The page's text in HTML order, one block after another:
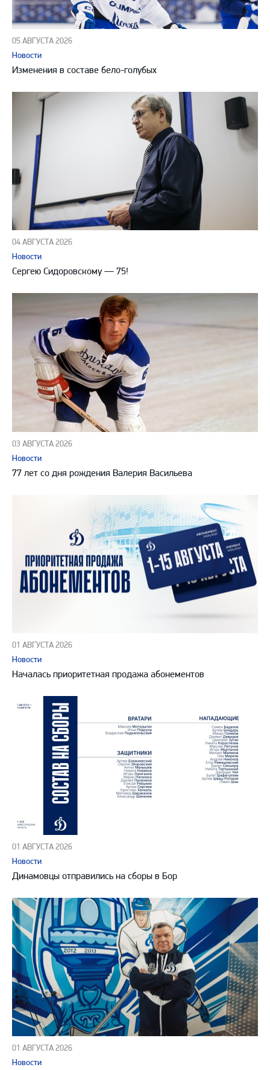
05 АВГУСТА 2026
Новости
Изменения в составе бело-голубых
04 АВГУСТА 2026
Новости
Сергею Сидоровскому — 75!
03 АВГУСТА 2026
Новости
77 лет со дня рождения Валерия Васильева
01 АВГУСТА 2026
Новости
Началась приоритетная продажа абонементов
01 АВГУСТА 2026
Новости
Динамовцы отправились на сборы в Бор
01 АВГУСТА 2026
Новости